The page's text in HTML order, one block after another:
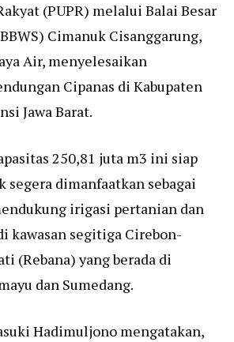
(PUPR) melalui Balai Besar
Cimanuk Cisanggarung,
Air, menyelesaikan
Cipanas di Kabupaten
Jawa Barat.
250,81 juta m3 ini siap
dimanfaatkan sebagai
irigasi pertanian dan
kawasan segitiga Cirebon-
(Rebana) yang berada di
dan Sumedang.
Hadimuljono mengatakan,